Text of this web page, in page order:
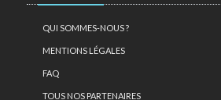
QUI SOMMES-NOUS ?
MENTIONS LÉGALES
FAQ
TOUS NOS PARTENAIRES